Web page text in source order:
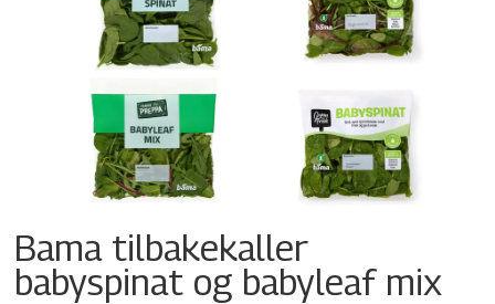
Bama tilbakekaller
babyspinat og babyleaf mix